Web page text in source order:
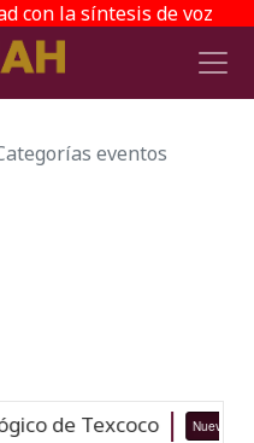
con la síntesis de voz
eventos
de Texcoco Nuevo